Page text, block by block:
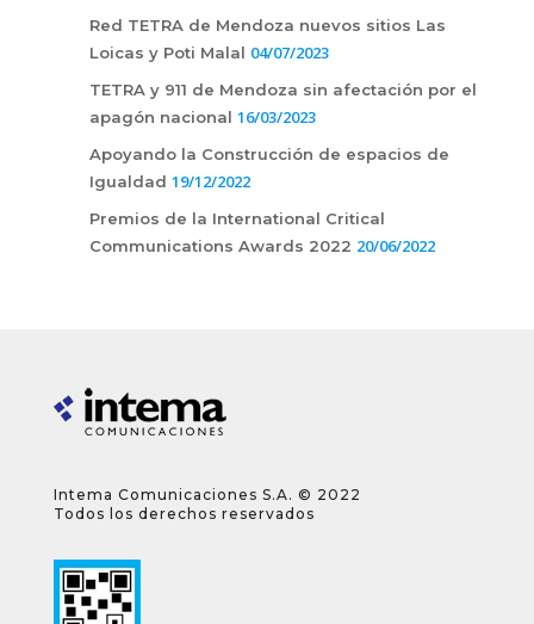
Red TETRA de Mendoza nuevos sitios Las
Loicas y Poti Malal 04/07/2023
TETRA y 911 de Mendoza sin afectación por el
apagón nacional 16/03/2023
Apoyando la Construcción de espacios de
Igualdad 19/12/2022
Premios de la International Critical
Communications Awards 2022 20/06/2022
Intema Comunicaciones S.A. © 2022
Todos los derechos reservados